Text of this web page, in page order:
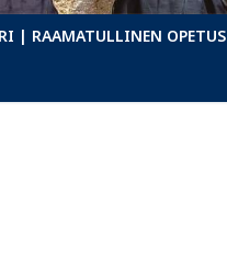
| RAAMATULLINEN OPETUS